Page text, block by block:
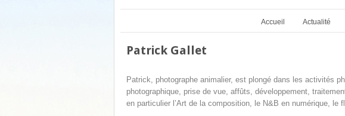
Accueil Actualité
Patrick Gallet
Patrick, photographe animalier, est plongé dans les activités
photographique, prise de vue, affûts, développement,
en particulier l’Art de la composition, le N&B en numérique, le